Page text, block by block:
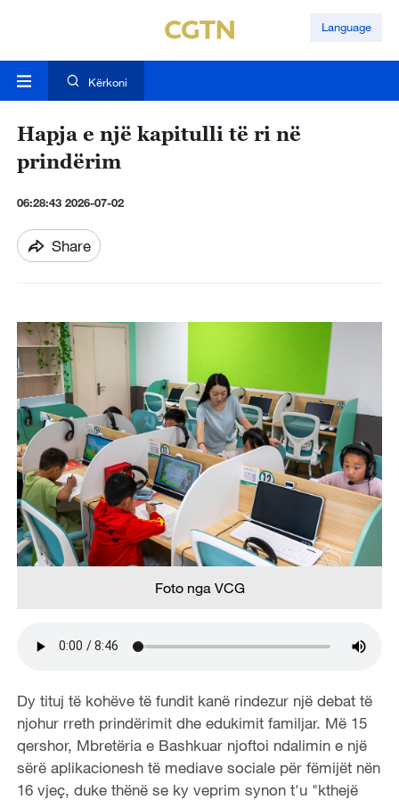
Language
Kërkoni
Hapja e një kapitulli të ri në
prindërim
06:28:43 2026-07-02
Share
Foto nga VCG
Dy tituj të kohëve të fundit kanë rindezur një debat të
njohur rreth prindërimit dhe edukimit familjar. Më 15
qershor, Mbretëria e Bashkuar njoftoi ndalimin e një
sërë aplikacionesh të mediave sociale për fëmijët nën
16 vjeç, duke thënë se ky veprim synon t'u "kthejë